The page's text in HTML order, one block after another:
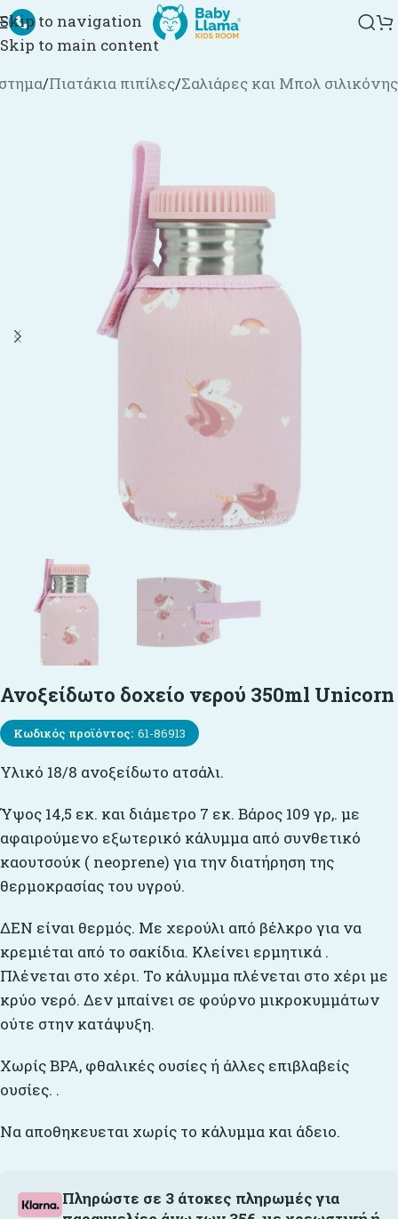
Skip to navigation
Skip to main content
/Πιατάκια πιπίλες/Σαλιάρες και Μπολ σιλικόνης
Ανοξείδωτο δοχείο νερού 350ml Unicorn
Κωδικός προϊόντος: 61-86913
Υλικό 18/8 ανοξείδωτο ατσάλι.
Ύψος 14,5 εκ. και διάμετρο 7 εκ. Βάρος 109 γρ,. με
αφαιρούμενο εξωτερικό κάλυμμα από συνθετικό
καουτσούκ ( neoprene) για την διατήρηση της
θερμοκρασίας του υγρού.
ΔΕΝ είναι θερμός. Με χερούλι από βέλκρο για να
κρεμιέται από το σακίδια. Κλείνει ερμητικά .
Πλένεται στο χέρι. Το κάλυμμα πλένεται στο χέρι με
κρύο νερό. Δεν μπαίνει σε φούρνο μικροκυμμάτων
ούτε στην κατάψυξη.
Xωρίς BPA, φθαλικές ουσίες ή άλλες επιβλαβείς
ουσίες. .
Να αποθηκευεται χωρίς το κάλυμμα και άδειο.
Πληρώστε σε 3 άτοκες πληρωμές για